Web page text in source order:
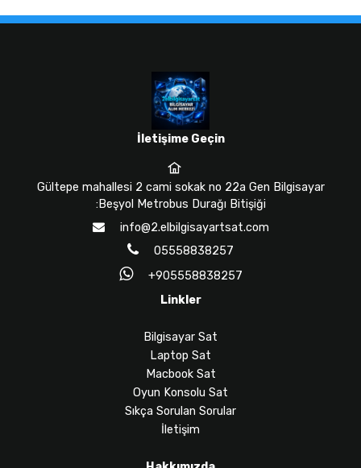
İletişime Geçin
Gültepe mahallesi 2 cami sokak no 22a Gen Bilgisayar
:Beşyol Metrobus Durağı Bitişiği
info@2.elbilgisayartsat.com
05558838257
+905558838257
Linkler
Bilgisayar Sat
Laptop Sat
Macbook Sat
Oyun Konsolu Sat
Sıkça Sorulan Sorular
İletişim